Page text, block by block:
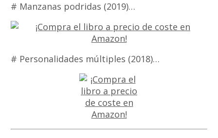
# Manzanas podridas (2019)…
# Personalidades múltiples (2018)…